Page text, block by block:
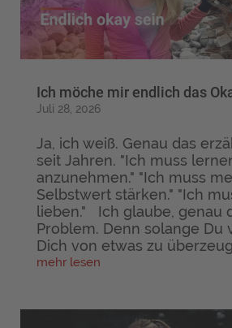
Ich möche mir endlich das
Juli 28, 2026
Ja, ich weiß. Genau das
seit Jahren. "Ich muss
anzunehmen." "Ich muss
Selbstwert stärken." "Ich
lieben." Ich glaube, genau
Problem. Denn solange Du
Dich von etwas zu
mehr lesen